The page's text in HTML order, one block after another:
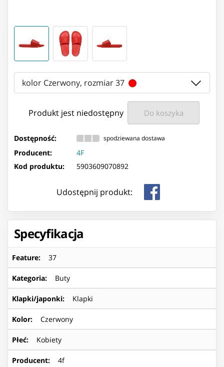
kolor Czerwony, rozmiar 37
Produkt jest niedostępny Do koszyka
Dostępność: spodziewana dostawa
Producent:
4F
Kod produktu:
5903609070892
Udostępnij produkt:
Specyfikacja
Feature: 37
Kategoria: Buty
Klapki/japonki: Klapki
Kolor: Czerwony
Płeć: Kobiety
Producent: 4f